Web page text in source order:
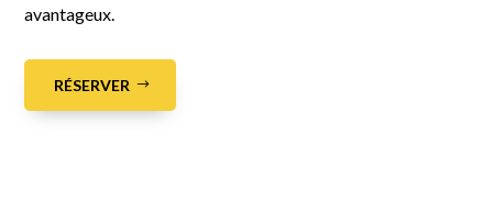
avantageux.
RÉSERVER